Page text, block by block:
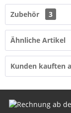
Zubehör 3
Ähnliche Artikel
Kunden kauften